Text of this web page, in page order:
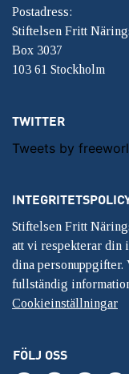
Postadress:
Stiftelsen Fritt
Box 3037
103 61 Stockholm
TWITTER
Tweets by
Stiftelsen Fritt
att vi respekterar din
dina personuppgifter.
fullständig
Cookieinställningar
FÖLJ OSS